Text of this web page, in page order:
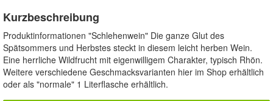
Kurzbeschreibung
Produktinformationen "Schlehenwein" Die ganze Glut des
Spätsommers und Herbstes steckt in diesem leicht herben Wein.
Eine herrliche Wildfrucht mit eigenwilligem Charakter, typisch Rhön.
Weitere verschiedene Geschmacksvarianten hier im Shop erhältlich
oder als "normale" 1 Literflasche erhältlich.